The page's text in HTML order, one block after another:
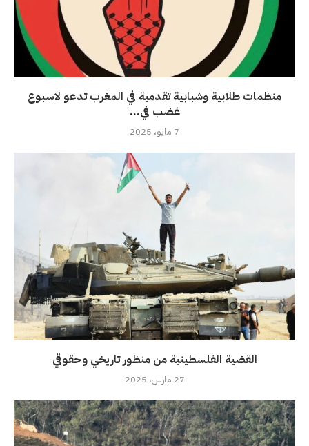
منظمات طلابية وشبابية تقدمية في المغرب تدعو لاسبوع
غضب في...
7 مايو، 2025
القضية الفلسطينية من منظور تاريخي وحقوقي
27 مارس، 2025